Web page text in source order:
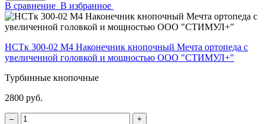
В сравнение В избранное
НСТк 300-02 М4 Наконечник кнопочный Мечта ортопеда с
увеличенной головкой и мощностью ООО "СТИМУЛ+"
Турбинные кнопочные
2800 руб.
‒
+